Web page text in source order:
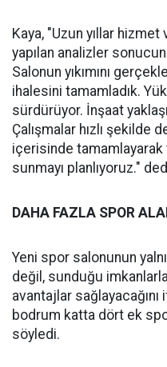
Kaya, "Uzun yıllar
yapılan analizler
Salonun yıkımını
ihalesini tamamladık.
sürdürüyor. İnşaat
Çalışmalar hızlı şekilde
içerisinde tamamlayarak
sunmayı planlıyoruz."
DAHA FAZLA SPOR
Yeni spor salonunun
değil, sunduğu
avantajlar
bodrum katta dört ek
söyledi.